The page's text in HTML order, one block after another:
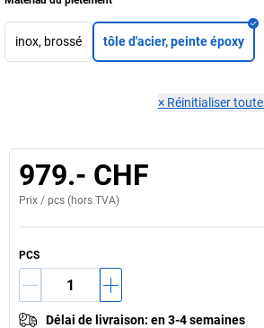
inox, brossé tôle d'acier, peinte époxy
× Réinitialiser
979.- CHF
Prix / pcs (hors TVA)
PCS
Délai de livraison: en 3-4 semaines